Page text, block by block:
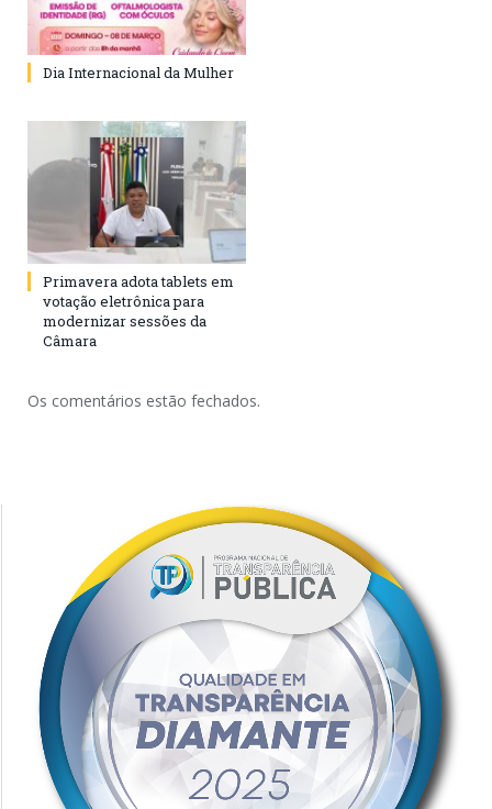
Dia Internacional da Mulher
Primavera adota tablets em
votação eletrônica para
modernizar sessões da
Câmara
Os comentários estão fechados.